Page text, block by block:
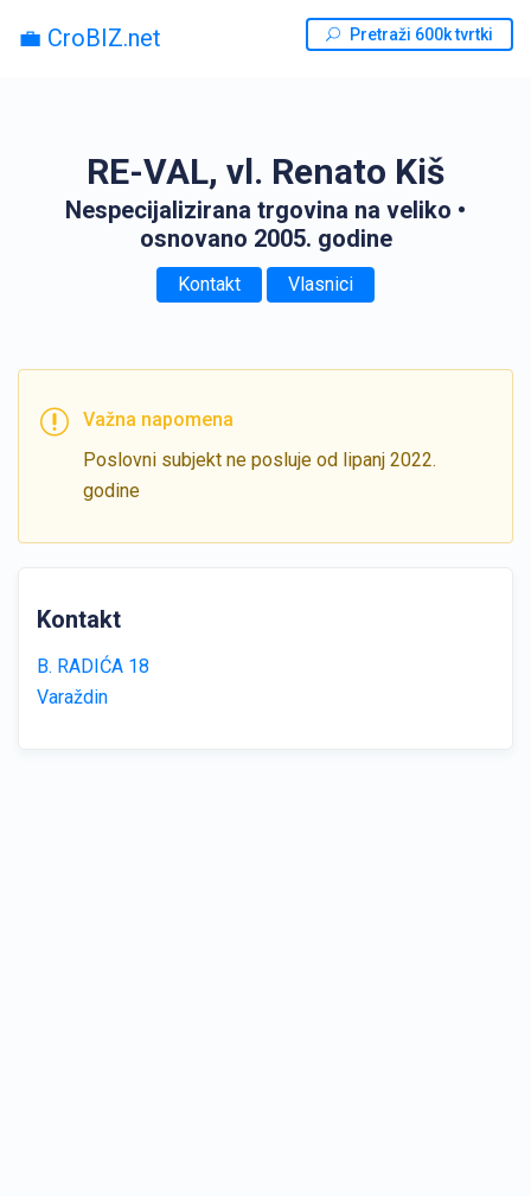
💼 CroBIZ.net Pretraži 600k tvrtki
RE-VAL, vl. Renato Kiš
Nespecijalizirana trgovina na veliko •
osnovano 2005. godine
Kontakt Vlasnici
Važna napomena
Poslovni subjekt ne posluje od lipanj 2022.
godine
Kontakt
B. RADIĆA 18
Varaždin